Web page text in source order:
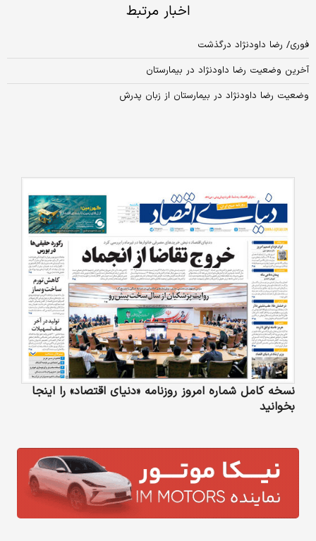
اخبار مرتبط
فوری/ رضا داودنژاد درگذشت
آخرین وضعیت رضا داودنژاد در بیمارستان
وضعیت رضا داودنژاد در بیمارستان از زبان پدرش
نسخه کامل شماره امروز روزنامه «دنیای‌ اقتصاد» را اینجا
بخوانید